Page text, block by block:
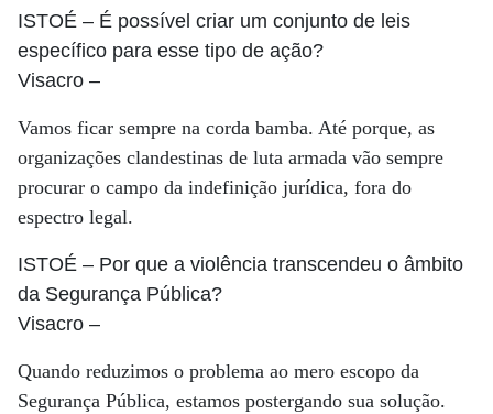
ISTOÉ – É possível criar um conjunto de leis
específico para esse tipo de ação?
Visacro –
Vamos ficar sempre na corda bamba. Até porque, as
organizações clandestinas de luta armada vão sempre
procurar o campo da indefinição jurídica, fora do
espectro legal.
ISTOÉ – Por que a violência transcendeu o âmbito
da Segurança Pública?
Visacro –
Quando reduzimos o problema ao mero escopo da
Segurança Pública, estamos postergando sua solução.